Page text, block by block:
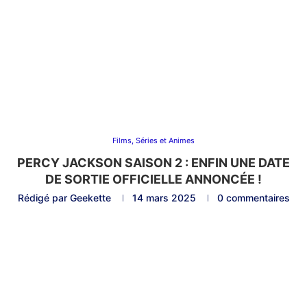
Films, Séries et Animes
PERCY JACKSON SAISON 2 : ENFIN UNE DATE
DE SORTIE OFFICIELLE ANNONCÉE !
Rédigé par Geekette 14 mars 2025 0 commentaires